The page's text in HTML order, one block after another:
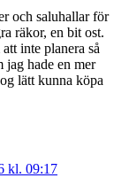
och saluhallar för
räkor, en bit ost.
inte planera så
jag hade en mer
lätt kunna köpa
kl. 09:17